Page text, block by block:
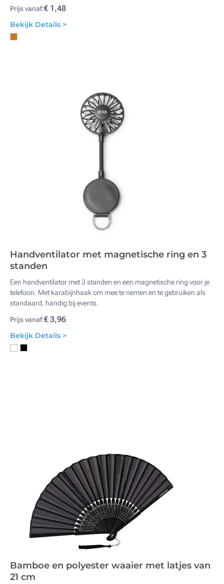
Prijs vanaf:€ 1,48
Bekijk Details >
Handventilator met magnetische ring en 3
standen
Een handventilator met 3 standen en een magnetische ring voor je
telefoon. Met karabijnhaak om mee te nemen en te gebruiken als
standaard, handig bij events.
Prijs vanaf:€ 3,96
Bekijk Details >
Bamboe en polyester waaier met latjes van
21 cm